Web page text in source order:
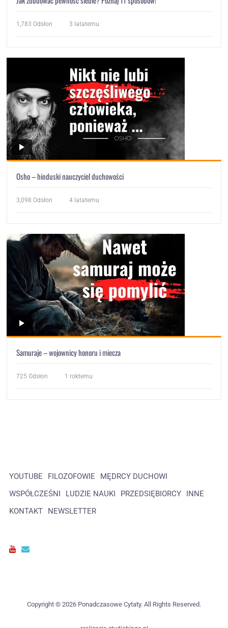
1,783 Odsłon 3 latatemu
Osho – hinduski nauczyciel duchowości
3,098 Odsłon 4 latatemu
Samuraje – wojownicy honoru i miecza
725 Odsłon 1 roktemu
YOUTUBE FILOZOFOWIE
MĘDRCY DUCHOWI
WSPÓŁCZEŚNI
LUDZIE NAUKI PRZEDSIĘBIORCY
INNE
KONTAKT
NEWSLETTER
Copyright © 2026 Ponadczasowe Cytaty. All Rights Reserved.